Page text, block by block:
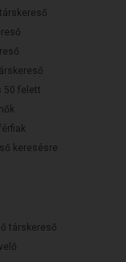
50 felett
keresésre
társkereső